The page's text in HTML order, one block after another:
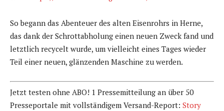
So begann das Abenteuer des alten Eisenrohrs in Herne,
das dank der Schrottabholung einen neuen Zweck fand und
letztlich recycelt wurde, um vielleicht eines Tages wieder
Teil einer neuen, glänzenden Maschine zu werden.
Jetzt testen ohne ABO! 1 Pressemitteilung an über 50
Presseportale mit vollständigem Versand-Report: Story